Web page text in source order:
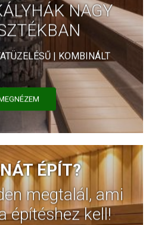
NAGY
| KOMBINÁLT
ÉPÍT?
megtalál, ami
építéshez kell!